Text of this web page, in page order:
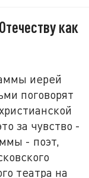
как
иерей
поговорят
за чувство -
- поэт,
театра на